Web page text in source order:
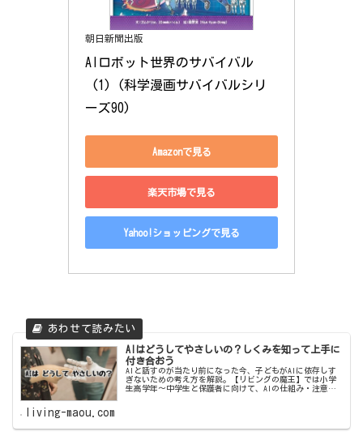
朝日新聞出版
AIロボット世界のサバイバル
(1) (科学漫画サバイバルシリ
ーズ90)
Amazonで見る
楽天市場で見る
Yahoo!ショッピングで見る
AIはどうしてやさしいの？しくみを知って上手に
付き合おう
AIと話すのが当たり前になった今、子どもがAIに依存しす
ぎないための考え方を解説。【リビングの魔王】では小学
生高学年～中学生と保護者に向けて、AIの仕組み・注意
living-maou.com